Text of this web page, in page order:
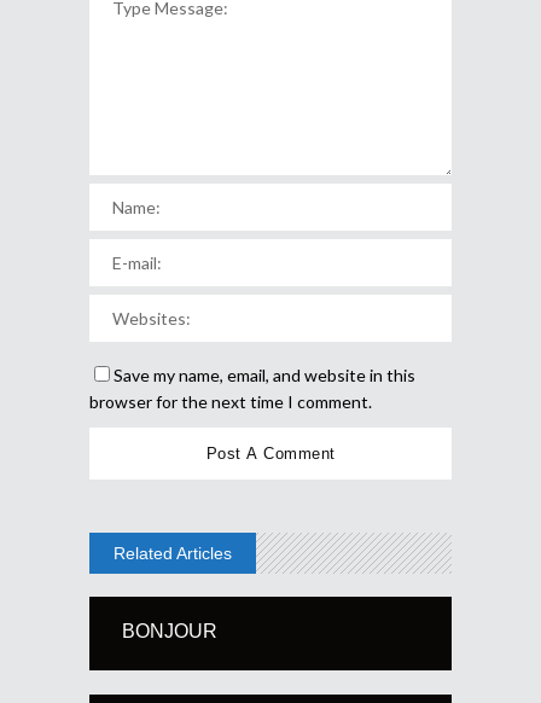
Save my name, email, and website in this
browser for the next time I comment.
Related Articles
BONJOUR